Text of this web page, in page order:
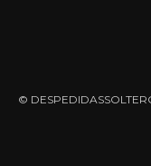
©